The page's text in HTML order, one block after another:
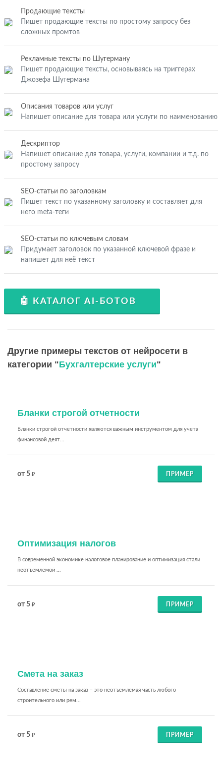
Продающие тексты
Пишет продающие тексты по простому запросу без
сложных промтов
Рекламные тексты по Шугерману
Пишет продающие тексты, основываясь на триггерах
Джозефа Шугермана
Описания товаров или услуг
Напишет описание для товара или услуги по наименованию
Дескриптор
Напишет описание для товара, услуги, компании и т.д. по
простому запросу
SEO-статьи по заголовкам
Пишет текст по указанному заголовку и составляет для
него meta-теги
SEO-статьи по ключевым словам
Придумает заголовок по указанной ключевой фразе и
напишет для неё текст
🤖 КАТАЛОГ AI-БОТОВ
Другие примеры текстов от нейросети в
категории "Бухгалтерские услуги"
Бланки строгой отчетности
Бланки строгой отчетности являются важным инструментом для учета
финансовой деят...
от 5 ₽ ПРИМЕР
Оптимизация налогов
В современной экономике налоговое планирование и оптимизация стали
неотъемлемой ...
от 5 ₽ ПРИМЕР
Смета на заказ
Составление сметы на заказ – это неотъемлемая часть любого
строительного или рем...
от 5 ₽ ПРИМЕР